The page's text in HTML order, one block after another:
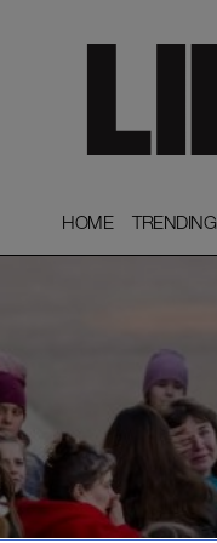
HOME
HOME TRENDING
TRENDING